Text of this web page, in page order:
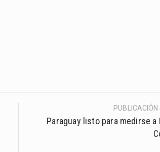
PUBLICACIÓN
Paraguay listo para medirse a